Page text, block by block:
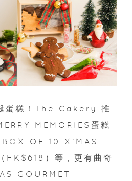
蛋糕！The Cakery 推
MEMORIES蛋糕
BOX OF 10 X'MAS
）等，更有曲奇
GOURMET